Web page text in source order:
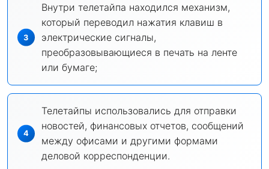
Внутри телетайпа находился механизм,
который переводил нажатия клавиш в
электрические сигналы,
преобразовывающиеся в печать на ленте
или бумаге;
Телетайпы использовались для отправки
новостей, финансовых отчетов, сообщений
между офисами и другими формами
деловой корреспонденции.